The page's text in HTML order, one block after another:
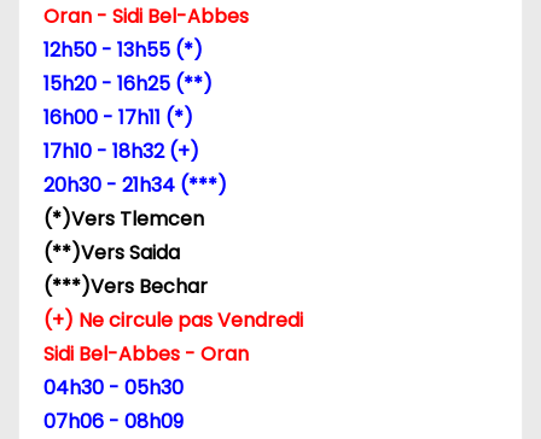
Oran - Sidi Bel-Abbes
12h50 - 13h55 (*)
15h20 - 16h25 (**)
16h00 - 17h11 (*)
17h10 - 18h32 (+)
20h30 - 21h34 (***)
(*)Vers Tlemcen
(**)Vers Saida
(***)Vers Bechar
(+) Ne circule pas Vendredi
Sidi Bel-Abbes - Oran
04h30 - 05h30
07h06 - 08h09